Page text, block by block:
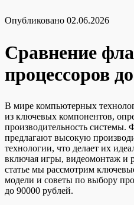
Опубликовано 02.06.2026
Сравнение
процессоров
В мире компьютерных
из ключевых компонентов,
производительность системы.
предлагают высокую
технологии, что делает их
включая игры, видеомонтаж и
статье мы рассмотрим
модели и советы по выбору
до 90000 рублей.